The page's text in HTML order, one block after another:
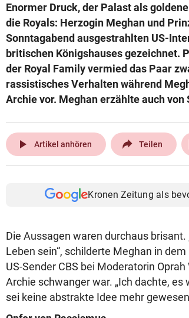
Enormer Druck, der Palast als
die Royals: Herzogin Meghan und
Sonntagabend ausgestrahlten US-
britischen Königshauses gezeichnet.
der Royal Family vermied das Paar
rassistisches Verhalten während
Archie vor. Meghan erzählte auch
play_arrow Artikel anhören Teilen
Kronen Zeitung als
Die Aussagen waren durchaus
Leben sein“, schilderte Meghan in
US-Sender CBS bei Moderatorin
Archie schwanger war. „Ich dachte, es
sei keine abstrakte Idee mehr